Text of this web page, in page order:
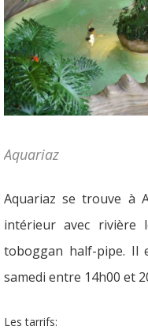
Aquariaz
Aquariaz se trouve à
intérieur avec rivière
toboggan half-pipe. Il
samedi entre 14h00 et
Les tarrifs: